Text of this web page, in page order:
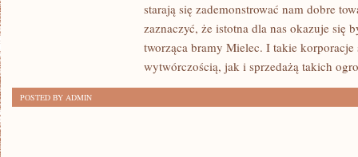
starają się zademonstrować nam dobre
zaznaczyć, że istotna dla nas okazuje się
tworząca bramy Mielec. I takie korporacje
wytwórczością, jak i sprzedażą takich
POSTED BY ADMIN